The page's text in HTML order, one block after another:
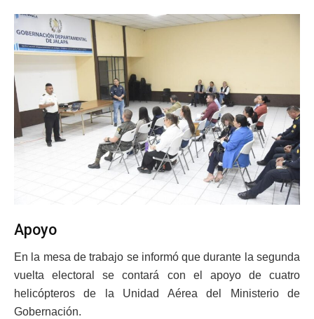
Apoyo
En la mesa de trabajo se informó que durante la segunda
vuelta electoral se contará con el apoyo de cuatro
helicópteros de la Unidad Aérea del Ministerio de
Gobernación.